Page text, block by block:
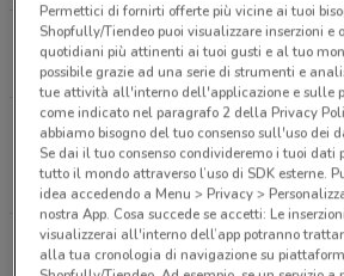
Via Nazionale Delle Puglie, 282
5.7 km
CHIUSO
Via Padula - Via
Casoria
8.2 km
CHIUSO
Via Pietro Donadio, Snc
11.6 km
CHIUSO
Permettici di fornirti offerte più vicine ai tuoi
Shopfully/Tiendeo puoi visualizzare inserzioni e
quotidiani più attinenti ai tuoi gusti e al tuo
possibile grazie ad una serie di strumenti e
tue attività all'interno dell'applicazione e sulle
come indicato nel paragrafo 2 della Privacy
abbiamo bisogno del tuo consenso sull'uso dei
Se dai il tuo consenso condivideremo i tuoi dati
tutto il mondo attraverso l’uso di SDK esterne.
idea accedendo a Menu > Privacy >
nostra App. Cosa succede se accetti: Le
visualizzerai all'interno dell’app potranno
alla tua cronologia di navigazione su